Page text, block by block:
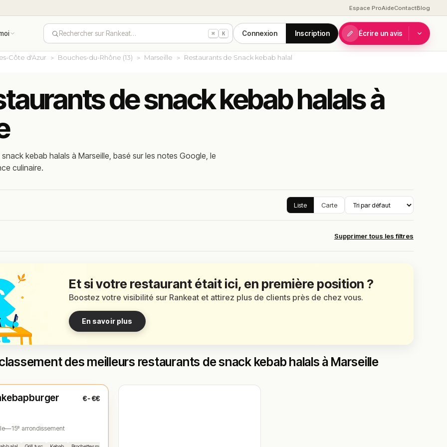
Espace ProAideContactBlog
Rechercher sur Rankeat… ⌘ K Connexion Inscription Écrire un avis
Côte d'Azur Bouches-du-Rhône (13) Marseille Restaurants de Snack kebab halal
de snack kebab halals à
kebab halals à Marseille, basé sur les notes Google, le
culinaire.
Liste Carte
Supprimer tous les filtres
Et si votre restaurant était ici, en première position ?
Boostez votre visibilité sur Rankeat et attirez plus de clients près de chez vous.
En savoir plus
des meilleurs restaurants de snack kebab halals à Marseille
€-€€
—15ᵉ arrondissement